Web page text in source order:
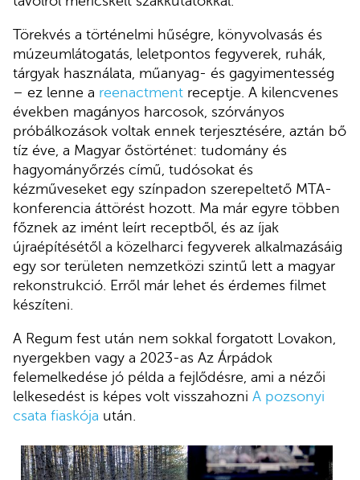
Törekvés a történelmi hűségre, könyvolvasás és
múzeumlátogatás, leletpontos fegyverek, ruhák,
tárgyak használata, műanyag- és gagyimentesség
– ez lenne a reenactment receptje. A kilencvenes
években magányos harcosok, szórványos
próbálkozások voltak ennek terjesztésére, aztán bő
tíz éve, a Magyar őstörténet: tudomány és
hagyományőrzés című, tudósokat és
kézműveseket egy színpadon szerepeltető MTA-
konferencia áttörést hozott. Ma már egyre többen
főznek az imént leírt receptből, és az íjak
újraépítésétől a közelharci fegyverek alkalmazásáig
egy sor területen nemzetközi szintű lett a magyar
rekonstrukció. Erről már lehet és érdemes filmet
készíteni.
A Regum fest után nem sokkal forgatott Lovakon,
nyergekben vagy a 2023-as Az Árpádok
felemelkedése jó példa a fejlődésre, ami a nézői
lelkesedést is képes volt visszahozni A pozsonyi
csata fiaskója után.